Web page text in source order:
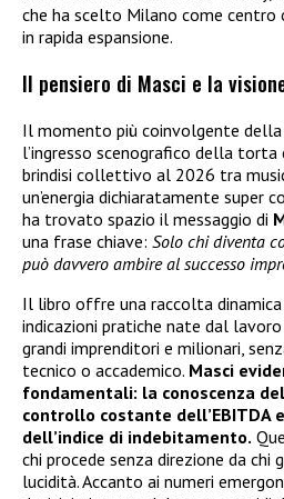
che ha scelto Milano come
in rapida espansione.
Il pensiero di Masci e la
Il momento più coinvolgente
l’ingresso scenografico della
brindisi collettivo al 2026 tra
un’energia dichiaratamente super
ha trovato spazio il messaggio di
una frase chiave: Solo chi diventa
può davvero ambire al successo
Il libro offre una raccolta dinamica
indicazioni pratiche nate dal
grandi imprenditori e milionari,
tecnico o accademico. Masci
fondamentali: la conoscenza
controllo costante dell’EBITDA
dell’indice di indebitamento.
chi procede senza direzione da chi
lucidità. Accanto ai numeri